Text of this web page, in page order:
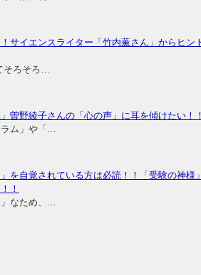
サイエンスライター「竹内薫さん」からヒン
そろそろ…
」曽野綾子さんの「心の声」に耳を傾けたい！
ラム」や「…
」を自覚されている方は必読！！「受験の神様
！
」なため、…